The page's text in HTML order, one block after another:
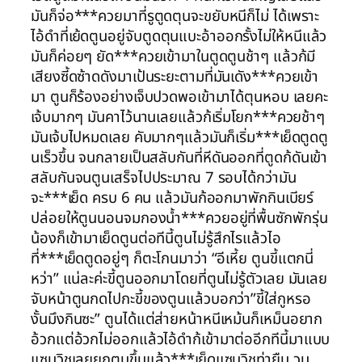
มันก็จ่อ***ควยมาที่รูตูดตุนจะขยับหนีก็ไม่ ได้เพราะ
ไอ้ดำที่เย้ดตูนอยู่จับตูดตุนแบะอ้าออกรั้งไม่ให้หนีแล้ว
มันก็ค่อยๆ ยัด***ควยเข้ามาในตูดตูนช้าๆ แล้วก้มี
เสียงซี้ดซ้าดดังมาเป้นระยะตามที่มันเดัง***ควยเข้า
มา ตูนก็ร้องอย่างเจ็บปวดพอเข้ามาได้ตุนหอบ เลยคะ
เจ้บมากๆ มันคาไว้นานเลยแล้วก้เริ่มโยก***ควยช้าๆ
มันเจ้บไปหมดเลย คับมากๆแล้วมันก็เริ่ม***เย็ดตูดตู
นเร็วขึ้น จนกลายเป็นสลับกันที่หีดันออกที่ตูดก้ดันเข้า
สลับกันจนตูนเสร็จไปประมาณ 7 รอบได้กว่ามัน
จะ***เย็ด ครบ 6 คน แล้วมันก้ออกมาพักกินเบียร์
ปล่อยให้ตูนนอนจมกองน้ำ***ควยอยู่ที่พื้นซักพักรุ่น
น้องก็เข้ามาเย็ดตูนต่อทีนี้ตูนไม่รู้สึกไรแล้วไอ
ที่***เย็ดตูดอยู่ๆ ก็ตะโกนมาว่า “อีเหี้ย ตูนขี้แตกนี่
หว่า” แน่ละค่ะขี้ตูนออกมาโดยที่ตูนไม่รู้ตัวเลย มันเลย
จับหน้าตูนกดไปกะขี้ของตูนแล้วบอกว่า”ขี้ใส่กูหรอ
งั้นมึงกินซะ” ตูนได้แต่ส่ายหน้าหนีเหม้นก็เหม็นอยาก
อ้วกแต่อ้วกไม่ออกแล้วไอ้ดำก้เข้ามาต่ออีกทีนี้มาแบบ